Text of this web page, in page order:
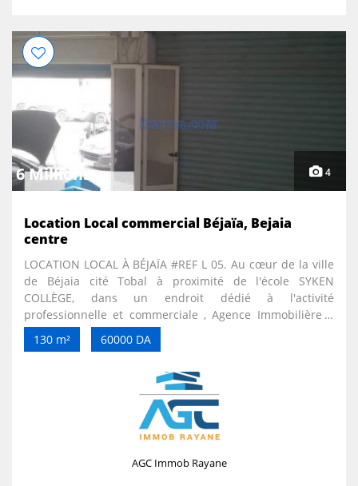
6 Millions 4
Location Local commercial Béjaïa, Bejaia
centre
LOCATION LOCAL À BÉJAÏA #REF L 05. Au cœur de la ville
de Béjaia cité Tobal à proximité de l'école SYKEN
COLLÈGE, dans un endroit dédié à l'activité
professionnelle et commerciale , Agence Immobilière à
Béjaïa Agc Immob Rayane loue un local idéal aux activités
telles que show room, gros alimentaire, ateliers de
#Caractéristiques RDC Superficie 130 M2 02 rideaux
électriques Sanitaires Le bien proposé manque de
de 60 000 Da/mois fixe Les avances 12 mois sur la durée
de notre agence sise à L'EDIMCO (PROMOTION EPBTP-
130 m² 60000 DA
AGC Immob Rayane